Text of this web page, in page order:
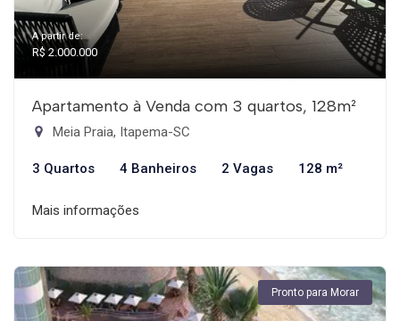
A partir de:
R$ 2.000.000
Apartamento à Venda com 3 quartos, 128m²
Meia Praia, Itapema-SC
3 Quartos 4 Banheiros 2 Vagas 128 m²
Mais informações
Pronto para Morar